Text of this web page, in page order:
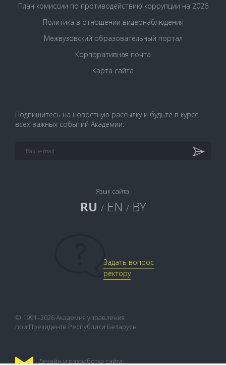
План комиссии по противодействию коррупции на 2026
Политика в отношении видеонаблюдения
Межвузовский образовательный портал
Корпоративная почта
Карта сайта
Подпишитесь на новостную рассылку и будьте в курсе
всех важных событий Академии:
Язык сайта:
RU / EN / BY
Задать вопрос
ректору
© 1991–2026 Академия управления
при Президенте Республики Беларусь
Дизайн и разработка сайта: